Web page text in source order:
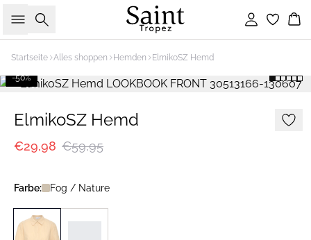
Suche Einloggen
Startseite Alles shoppen Hemden ElmikoSZ Hemd
-50%
ElmikoSZ Hemd
€29,98 €59,95
Farbe: Fog / Nature